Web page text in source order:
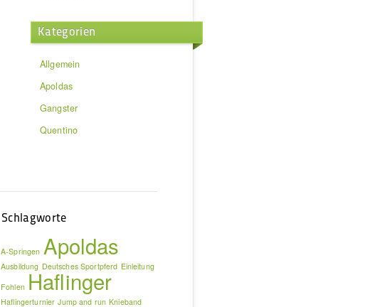
Kategorien
Allgemein
Apoldas
Gangster
Quentino
Schlagworte
A-Springen Apoldas
Ausbildung Deutsches Sportpferd Einleitung
Fohlen Haflinger
Haflingerturnier Jump and run Knieband